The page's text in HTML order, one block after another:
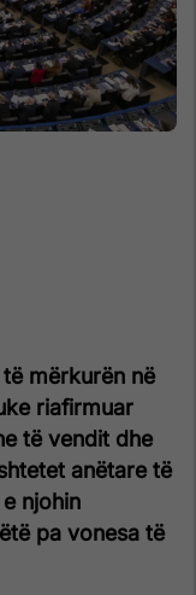
mërkurën në
riafirmuar
të vendit dhe
anëtare të
njohin
pa vonesa të